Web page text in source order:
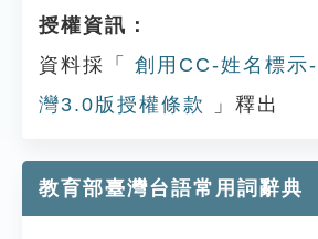
授權資訊：
資料採「
創用CC-姓名標示
灣3.0版授權條款
」釋出
教育部臺灣台語常用詞辭典